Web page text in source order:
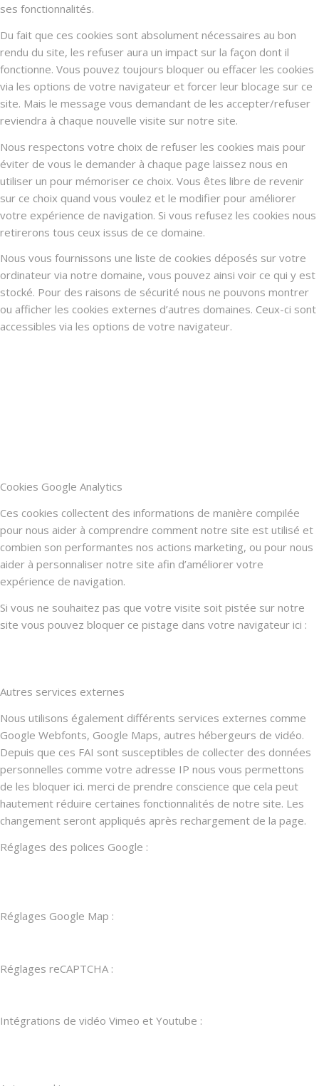
ses fonctionnalités.
Du fait que ces cookies sont absolument nécessaires au bon
rendu du site, les refuser aura un impact sur la façon dont il
fonctionne. Vous pouvez toujours bloquer ou effacer les cookies
via les options de votre navigateur et forcer leur blocage sur ce
site. Mais le message vous demandant de les accepter/refuser
reviendra à chaque nouvelle visite sur notre site.
Nous respectons votre choix de refuser les cookies mais pour
éviter de vous le demander à chaque page laissez nous en
utiliser un pour mémoriser ce choix. Vous êtes libre de revenir
sur ce choix quand vous voulez et le modifier pour améliorer
votre expérience de navigation. Si vous refusez les cookies nous
retirerons tous ceux issus de ce domaine.
Nous vous fournissons une liste de cookies déposés sur votre
ordinateur via notre domaine, vous pouvez ainsi voir ce qui y est
stocké. Pour des raisons de sécurité nous ne pouvons montrer
ou afficher les cookies externes d’autres domaines. Ceux-ci sont
accessibles via les options de votre navigateur.
Cookies Google Analytics
Ces cookies collectent des informations de manière compilée
pour nous aider à comprendre comment notre site est utilisé et
combien son performantes nos actions marketing, ou pour nous
aider à personnaliser notre site afin d’améliorer votre
expérience de navigation.
Si vous ne souhaitez pas que votre visite soit pistée sur notre
site vous pouvez bloquer ce pistage dans votre navigateur ici :
Autres services externes
Nous utilisons également différents services externes comme
Google Webfonts, Google Maps, autres hébergeurs de vidéo.
Depuis que ces FAI sont susceptibles de collecter des données
personnelles comme votre adresse IP nous vous permettons
de les bloquer ici. merci de prendre conscience que cela peut
hautement réduire certaines fonctionnalités de notre site. Les
changement seront appliqués après rechargement de la page.
Réglages des polices Google :
Réglages Google Map :
Réglages reCAPTCHA :
Intégrations de vidéo Vimeo et Youtube :